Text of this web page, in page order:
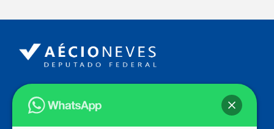
Endereço
Câmara dos Deputados
Ed. Principal, Ala C – Gabinete